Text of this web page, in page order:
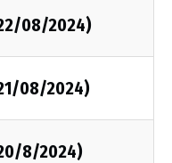
08/2024)
08/2024)
8/2024)